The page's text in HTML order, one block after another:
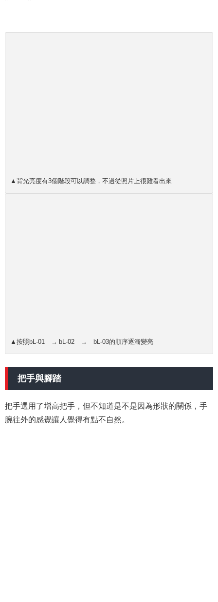
▲背光亮度有3個階段可以調整，不過從照片上很難看出來
▲按照bL-01 → bL-02 → bL-03的順序逐漸變亮
把手與腳踏
把手選用了增高把手，但不知道是不是因為形狀的關係，手
腕往外的感覺讓人覺得有點不自然。